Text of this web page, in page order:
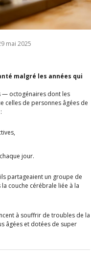
mai 2025
malgré les années qui
— octogénaires dont les
celles de personnes âgées de
jour.
partageaient un groupe de
couche cérébrale liée à la
à souffrir de troubles de la
âgées et dotées de super